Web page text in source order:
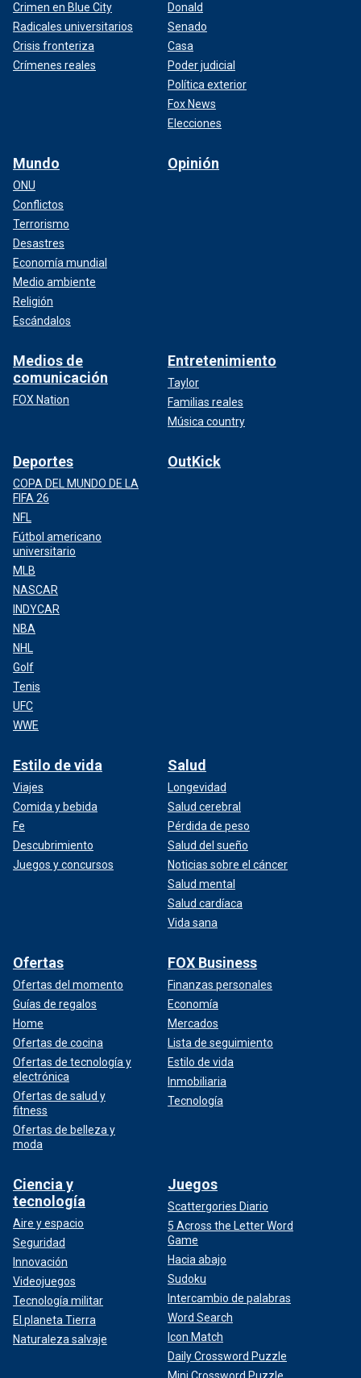
Crimen en Blue City
Radicales universitarios
Crisis fronteriza
Crímenes reales
Donald
Senado
Casa
Poder judicial
Política exterior
Fox News
Elecciones
Mundo
ONU
Conflictos
Terrorismo
Desastres
Economía mundial
Medio ambiente
Religión
Escándalos
Opinión
Medios de
comunicación
FOX Nation
Entretenimiento
Taylor
Familias reales
Música country
Deportes
COPA DEL MUNDO DE LA
FIFA 26
NFL
Fútbol americano
universitario
MLB
NASCAR
INDYCAR
NBA
NHL
Golf
Tenis
UFC
WWE
OutKick
Estilo de vida
Viajes
Comida y bebida
Fe
Descubrimiento
Juegos y concursos
Salud
Longevidad
Salud cerebral
Pérdida de peso
Salud del sueño
Noticias sobre el cáncer
Salud mental
Salud cardíaca
Vida sana
Ofertas
Ofertas del momento
Guías de regalos
Home
Ofertas de cocina
Ofertas de tecnología y
electrónica
Ofertas de salud y
fitness
Ofertas de belleza y
moda
FOX Business
Finanzas personales
Economía
Mercados
Lista de seguimiento
Estilo de vida
Inmobiliaria
Tecnología
Ciencia y
tecnología
Aire y espacio
Seguridad
Innovación
Videojuegos
Tecnología militar
El planeta Tierra
Naturaleza salvaje
Juegos
Scattergories Diario
5 Across the Letter Word
Game
Hacia abajo
Sudoku
Intercambio de palabras
Word Search
Icon Match
Daily Crossword Puzzle